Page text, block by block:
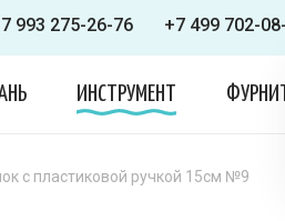
993 275-26-76 +7 499 702-
ИНСТРУМЕНТ
с пластиковой ручкой 15см №9